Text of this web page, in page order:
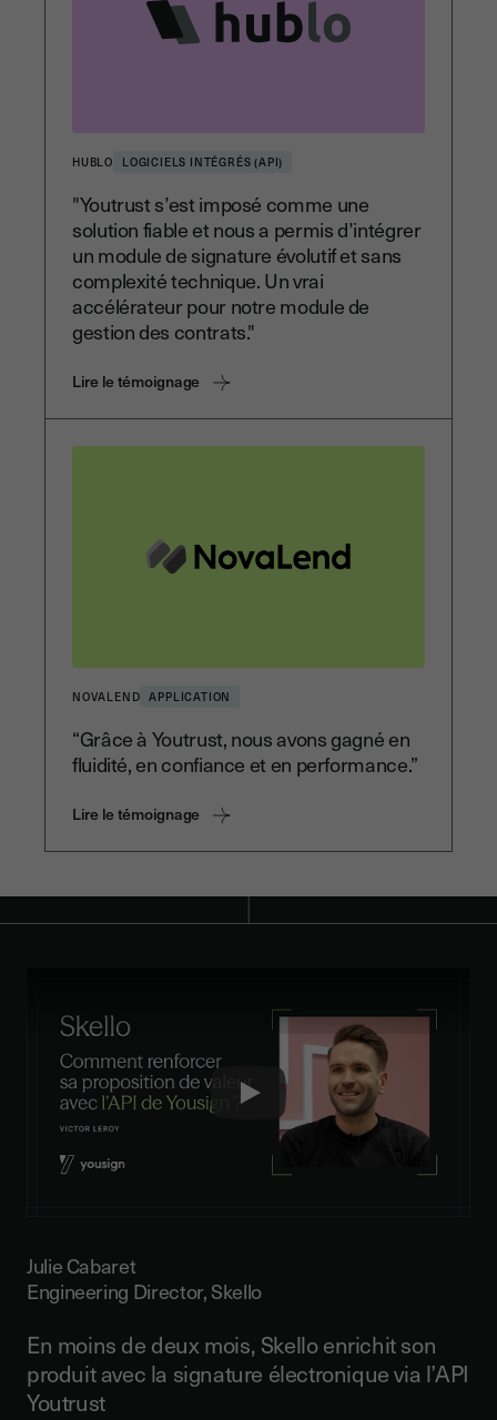
HUBLO LOGICIELS INTÉGRÉS (API)
"Youtrust s’est imposé comme une
solution fiable et nous a permis d’intégrer
un module de signature évolutif et sans
complexité technique. Un vrai
accélérateur pour notre module de
gestion des contrats."
Lire le témoignage
NOVALEND APPLICATION
“Grâce à Youtrust, nous avons gagné en
fluidité, en confiance et en performance.”
Lire le témoignage
Play
Julie Cabaret
Engineering Director, Skello
En moins de deux mois, Skello enrichit son
produit avec la signature électronique via l’API
Youtrust